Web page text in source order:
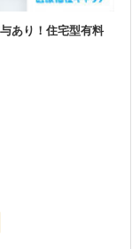
あり！住宅型有料